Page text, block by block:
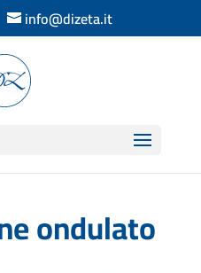
info@dizeta.it
ondulato